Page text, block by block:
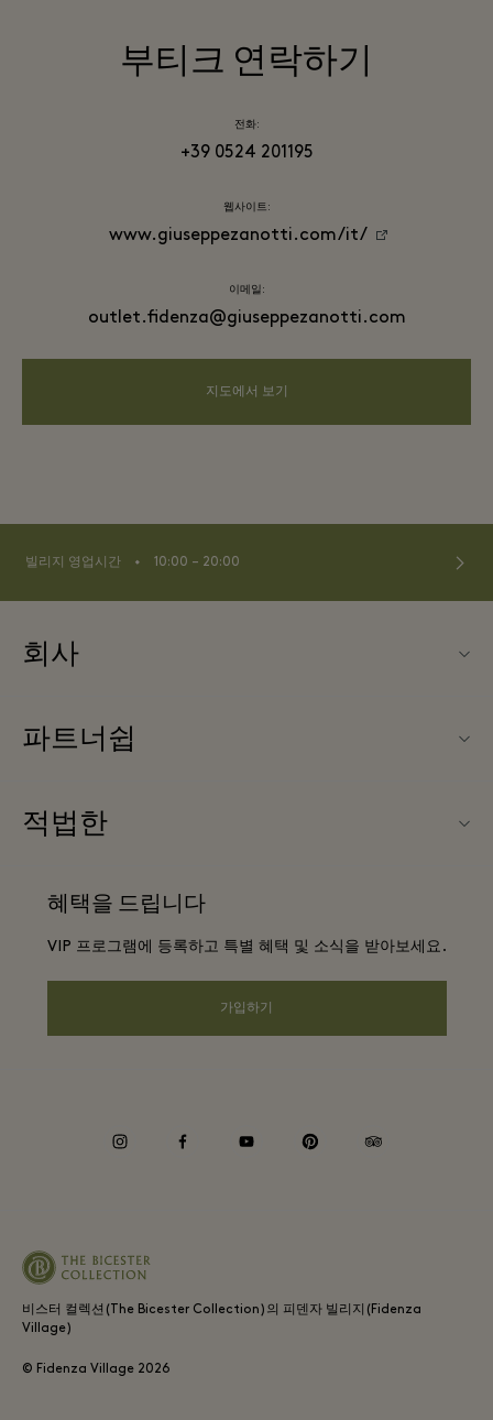
부티크 연락하기
전화:
+39 0524 201195
웹사이트:
www.giuseppezanotti.com/it/
이메일:
outlet.fidenza@giuseppezanotti.com
지도에서 보기
빌리지 영업시간 ⬩ 10:00 – 20:00
회사
FAQ
문의하기
커리어
파트너쉽
파트너가되다
호텔 및 지역 명소
기업 제휴 프로그램
적법한
프리빌리지 약관
혜택을 드립니다
VIP 프로그램에 등록하고 특별 혜택 및 소식을 받아보세요.
가입하기
비스터 컬렉션(The Bicester Collection)의 피덴자 빌리지(Fidenza
Village)
© Fidenza Village 2026
instagramfacebookyoutube pinterest tripadvisor